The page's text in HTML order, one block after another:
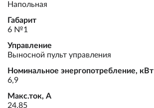
Напольная
Габарит
6 №1
Управление
Выносной пульт управления
Номинальное энергопотребление, кВт
6,9
Макс.ток, А
24,85